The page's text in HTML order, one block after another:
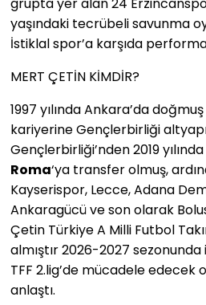
yaşındaki tecrübeli savunma
İstiklal spor’a karşıda
MERT ÇETİN KİMDİR?
1997 yılında Ankara’da
kariyerine Gençlerbirliği
Gençlerbirliği’nden 2019
Roma‘ya transfer olmuş,
Kayserispor, Lecce, Adana
Ankaragücü ve son olarak
Çetin Türkiye A Milli Futbol
almıştır 2026-2027
TFF 2.lig’de mücadele edecek
anlaştı.